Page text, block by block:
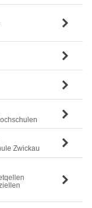
Zwickau